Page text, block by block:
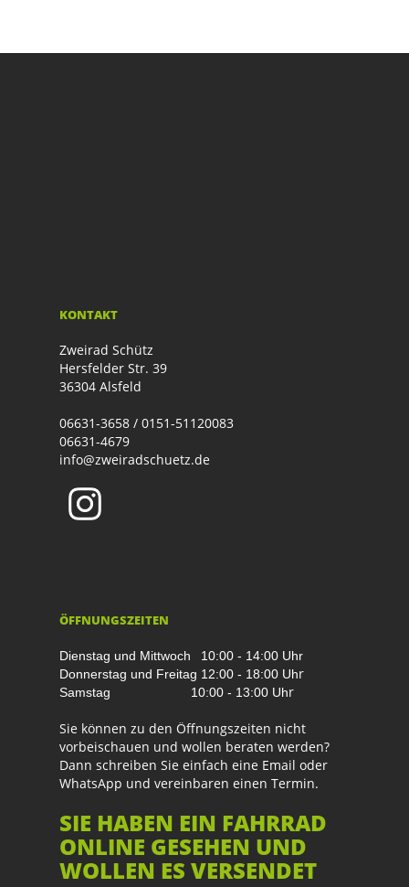
KONTAKT
Zweirad Schütz
Hersfelder Str. 39
36304 Alsfeld
06631-3658 / 0151-51120083
06631-4679
info@zweiradschuetz.de
ÖFFNUNGSZEITEN
Dienstag und Mittwoch
10:00 - 14:00 Uhr
Donnerstag und Freitag 12:00 - 18:00 Uhr
Samstag 10:00 - 13:00 Uhr
Sie können zu den Öffnungszeiten nicht
vorbeischauen und wollen beraten werden?
Dann schreiben Sie einfach eine Email oder
WhatsApp und vereinbaren einen Termin.
SIE HABEN EIN FAHRRAD
ONLINE GESEHEN UND
WOLLEN ES VERSENDET